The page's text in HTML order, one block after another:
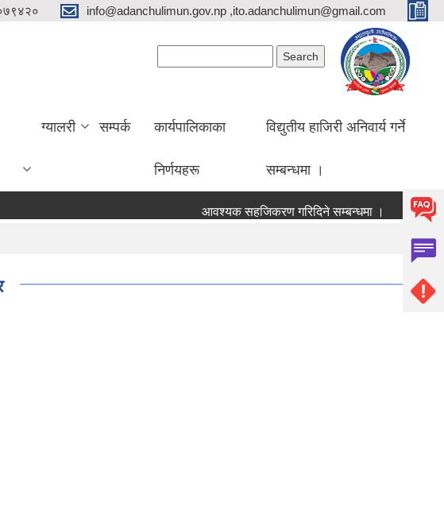
info@adanchulimun.gov.np ,ito.adanchulimun@gmail.com
ग्यालरी सम्पर्क कार्यपालिकाका
निर्णयहरू
विद्युतीय हाजिरी अनिवार्य गर्ने
सम्बन्धमा ।
आवश्यक सहजिकरण गरिदिने सम्बन्धमा ।